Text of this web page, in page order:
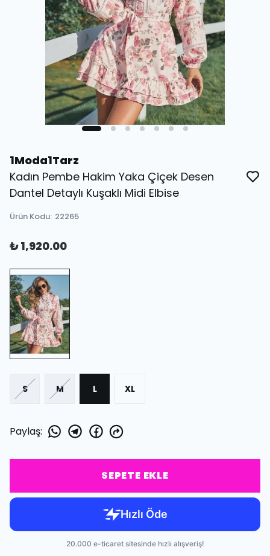
1Moda1Tarz
Kadın Pembe Hakim Yaka Çiçek Desen
Dantel Detaylı Kuşaklı Midi Elbise
Ürün Kodu: 22265
₺ 1,920.00
S M L XL
Paylaş:
SEPETE EKLE